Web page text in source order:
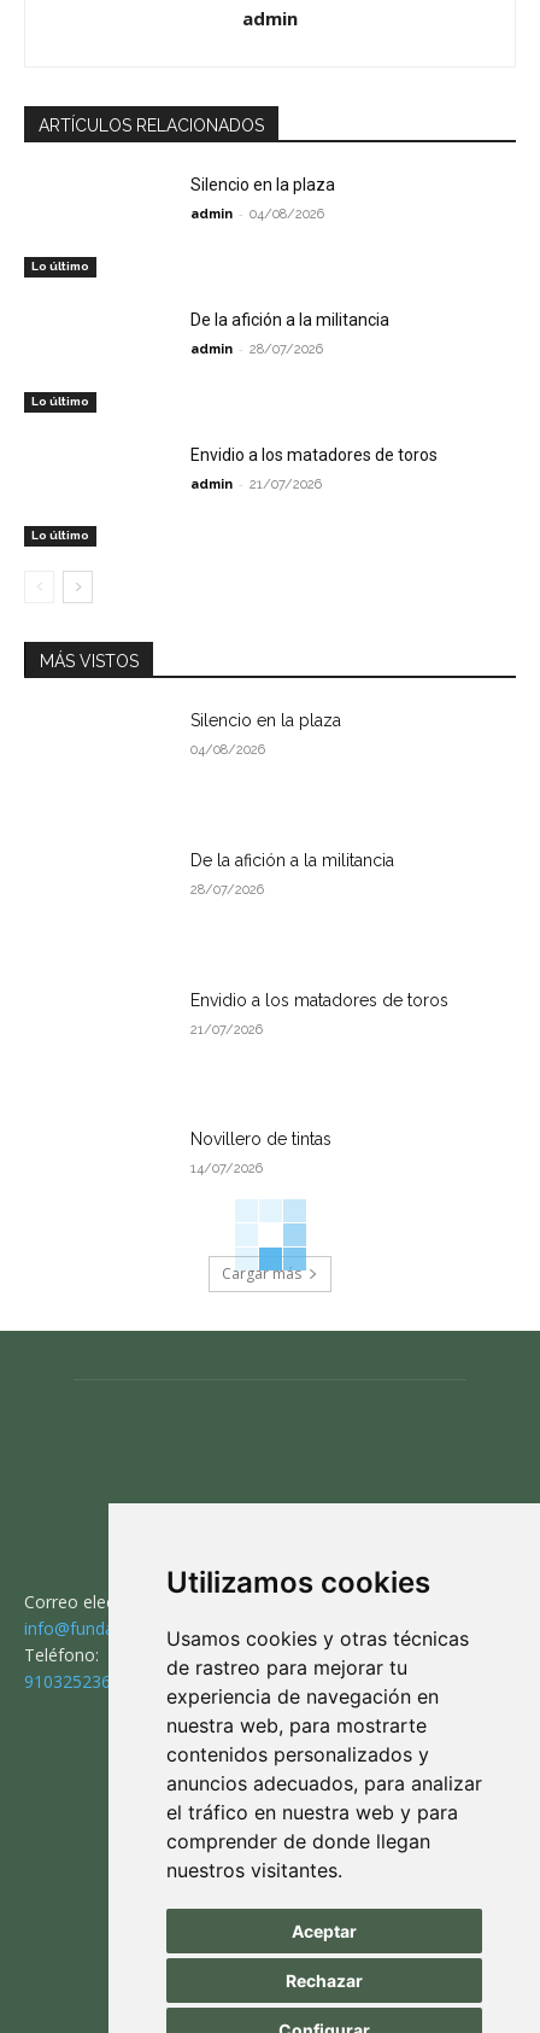
Utilizamos cookies
Usamos cookies y otras técnicas
de rastreo para mejorar tu
experiencia de navegación en
nuestra web, para mostrarte
contenidos personalizados y
anuncios adecuados, para analizar
el tráfico en nuestra web y para
comprender de donde llegan
nuestros visitantes.
Aceptar
Rechazar
admin
ARTÍCULOS RELACIONADOS
Lo último
Silencio en la plaza
admin - 04/08/2026
Lo último
De la afición a la militancia
admin - 28/07/2026
Lo último
Envidio a los matadores de toros
admin - 21/07/2026
MÁS VISTOS
Silencio en la plaza
04/08/2026
De la afición a la militancia
28/07/2026
Envidio a los matadores de toros
21/07/2026
Novillero de tintas
14/07/2026
Cargar más
Correo electrónico:
info@fundaciontorodelidia.org
Teléfono:
910325236
SÍGUENOS
Aviso legal|Política de privacidad|
Política de cookies